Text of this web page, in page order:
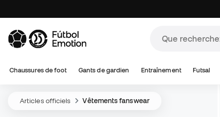
Chaussures de foot Gants de gardien Entraînement Futsal
Articles officiels Vêtements fanswear